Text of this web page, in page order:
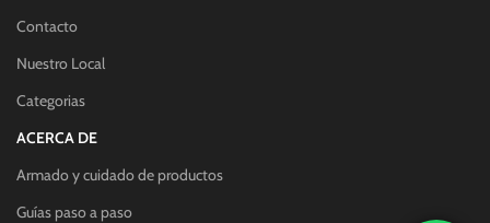
Contacto
Nuestro Local
Categorias
ACERCA DE
Armado y cuidado de productos
Guías paso a paso